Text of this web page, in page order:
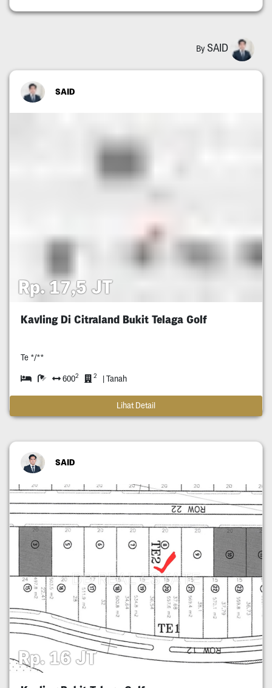
By SAID
SAID
Rp. 17,5 JT
Kavling Di Citraland Bukit Telaga Golf
Te */**
6002 2 | Tanah
Lihat Detail
SAID
Rp. 16 JT